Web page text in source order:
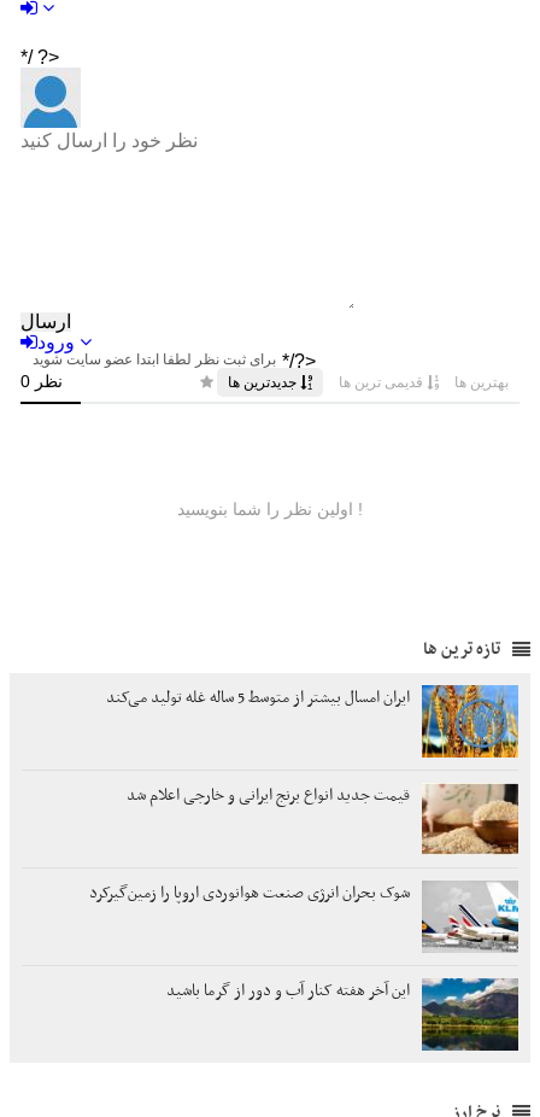
تازه ترین ها
ایران امسال بیشتر از متوسط 5 ساله غله تولید می‌کند
قیمت جدید انواع برنج ایرانی و خارجی اعلام شد
شوک بحران انرژی صنعت هوانوردی اروپا را زمین‌گیر‌کرد
این آخر هفته کنار آب و دور از گرما باشید